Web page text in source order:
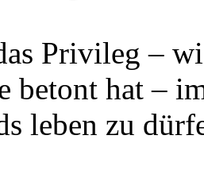
Privileg –
betont hat –
leben zu